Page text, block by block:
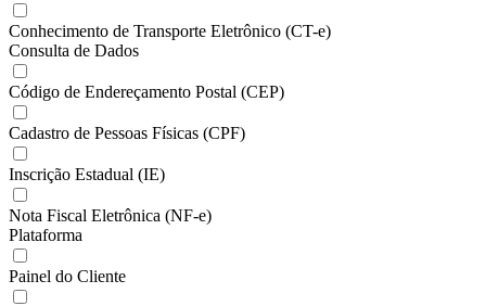
Conhecimento de Transporte Eletrônico (CT-e)
Consulta de Dados
Código de Endereçamento Postal (CEP)
Cadastro de Pessoas Físicas (CPF)
Inscrição Estadual (IE)
Nota Fiscal Eletrônica (NF-e)
Plataforma
Painel do Cliente